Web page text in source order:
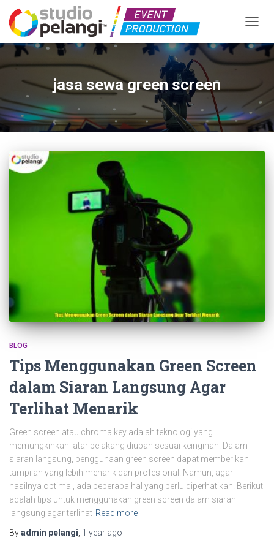
jasa sewa green screen
BLOG
Tips Menggunakan Green Screen
dalam Siaran Langsung Agar
Terlihat Menarik
Green screen atau chroma key adalah teknologi yang
memungkinkan latar belakang diubah sesuai keinginan. Dalam
siaran langsung, penggunaan green screen dapat memberikan
tampilan yang lebih menarik dan profesional. Namun, agar
hasilnya optimal, ada beberapa hal yang perlu diperhatikan. Berikut
adalah tips untuk menggunakan green screen dalam siaran
langsung agar terlihat Read more
Byadmin pelangi 1 year ago